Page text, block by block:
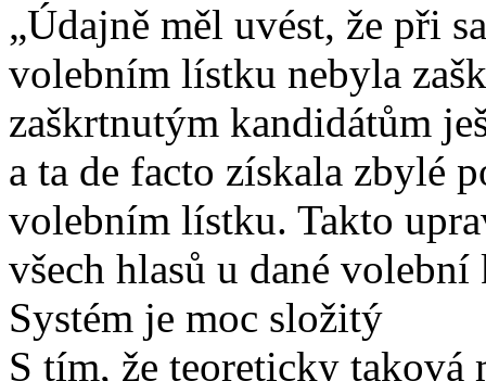
„Údajně měl uvést, že při
volebním lístku nebyla
zaškrtnutým kandidátům
a ta de facto získala zbylé
volebním lístku. Takto
všech hlasů u dané
Systém je moc složitý
S tím, že teoreticky taková